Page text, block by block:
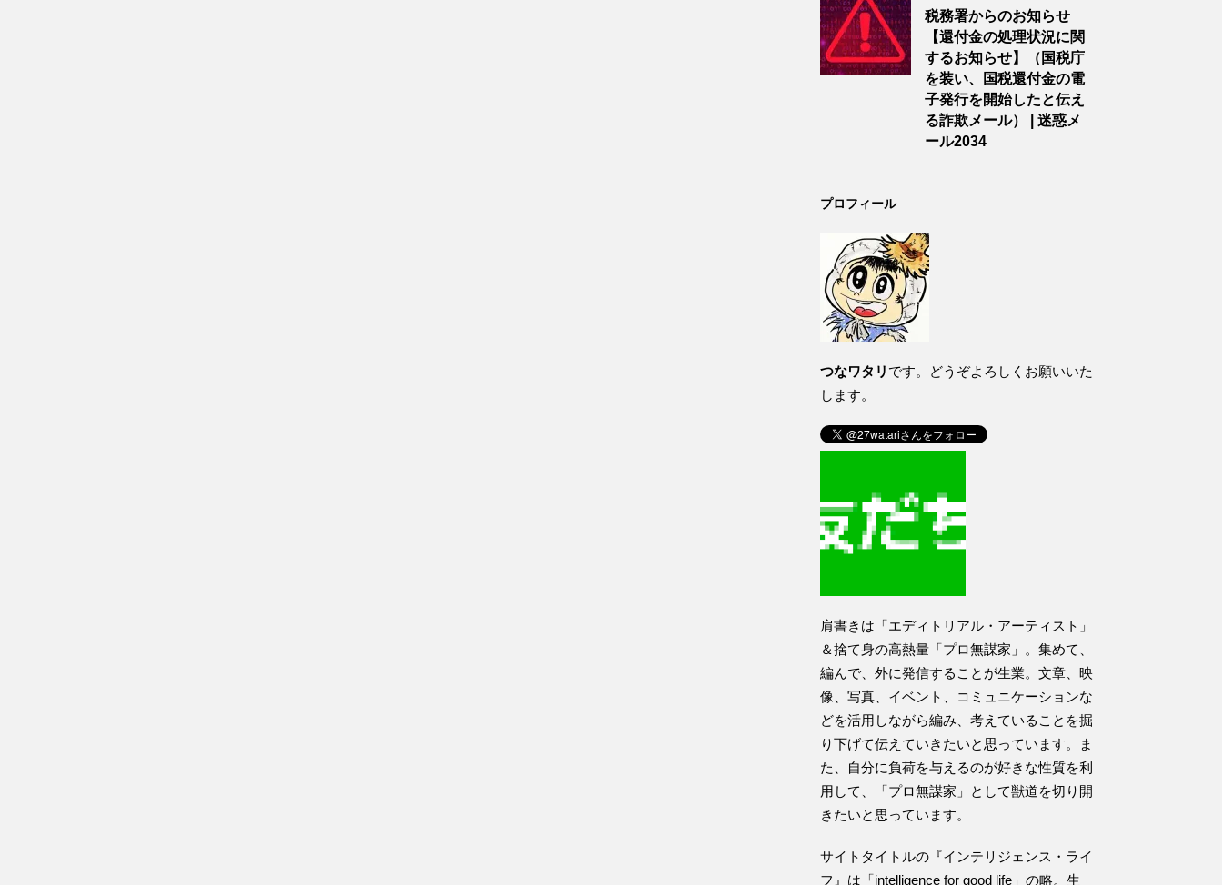
税務署からのお知らせ
【還付金の処理状況に関
するお知らせ】（国税庁
を装い、国税還付金の電
子発行を開始したと伝え
る詐欺メール） | 迷惑メ
ール2034
プロフィール
つなワタリ です。どうぞよろしくお願いいた
します。
肩書きは「エディトリアル・アーティスト」
＆捨て身の高熱量「プロ無謀家」。集めて、
編んで、外に発信することが生業。文章、映
像、写真、イベント、コミュニケーションな
どを活用しながら編み、考えていることを掘
り下げて伝えていきたいと思っています。ま
た、自分に負荷を与えるのが好きな性質を利
用して、「プロ無謀家」として獣道を切り開
きたいと思っています。
サイトタイトルの『インテリジェンス・ライ
フ』は「intelligence for good life」の略。生